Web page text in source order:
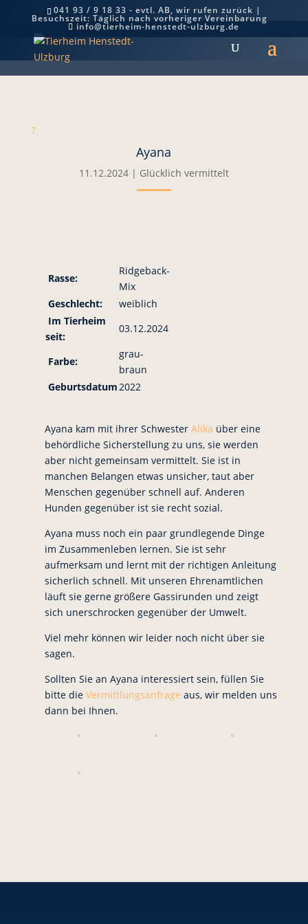
041 93 / 9 18 33 - evtl. AB, wir rufen zurück |
Besuchszeit: Täglich nach vorheriger Vereinbarung
info@tierheim-henstedt-ulzburg.de
Ayana
7
Ayana
11.12.2024| Glücklich vermittelt
Rasse:
Ridgeback-
Mix
Geschlecht:
weiblich
Im Tierheim
seit:
03.12.2024
Farbe:
grau-
braun
Geburtsdatum2022
Ayana kam mit ihrer Schwester Alika über eine
behördliche Sicherstellung zu uns, sie werden
aber nicht gemeinsam vermittelt. Sie ist in
manchen Belangen etwas unsicher, taut aber
Menschen gegenüber schnell auf. Anderen
Hunden gegenüber ist sie recht sozial.
Ayana muss noch ein paar grundlegende Dinge
im Zusammenleben lernen. Sie ist sehr
aufmerksam und lernt mit der richtigen Anleitung
sicherlich schnell. Mit unseren Ehrenamtlichen
läuft sie gerne größere Gassirunden und zeigt
sich unerschrocken gegenüber der Umwelt.
Viel mehr können wir leider noch nicht über sie
sagen.
Sollten Sie an Ayana interessiert sein, füllen Sie
bitte die Vermittlungsanfrage aus, wir melden uns
dann bei Ihnen.